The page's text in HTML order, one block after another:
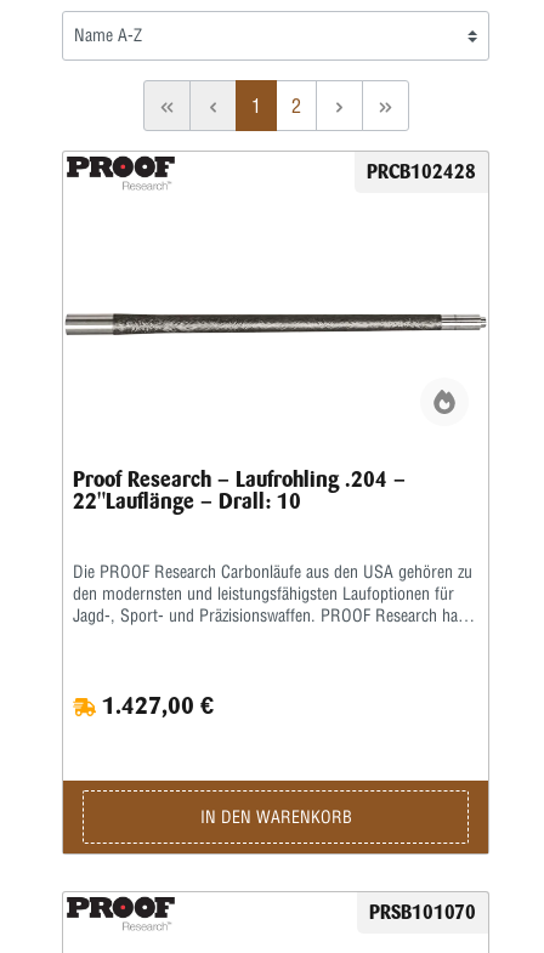
1 2
PRCB102428
Proof Research – Laufrohling .204 –
22"Lauflänge – Drall: 10
Die PROOF Research Carbonläufe aus den USA gehören zu
den modernsten und leistungsfähigsten Laufoptionen für
Jagd-, Sport- und Präzisionswaffen. PROOF Research hat
kombiniert. Dadurch entsteht ein PROOF Research Carbon
Lauf, der geringes Gewicht, hohe Steifigkeit und
ausgeführt, verfügt über eine Lauflänge von 22 Zoll sowie
einen Drall von 1:10". Diese technischen Eigenschaften
machen den Carbonlauf ideal für präzise Anwendungen und
sorgen für eine optimale Geschossstabilisierung. Damit
Jäger und Sportschützen, die höchste Präzision bei
gleichzeitig reduziertem Gewicht erwarten. Ein wesentlicher
1.427,00 €
IN DEN WARENKORB
PRSB101070